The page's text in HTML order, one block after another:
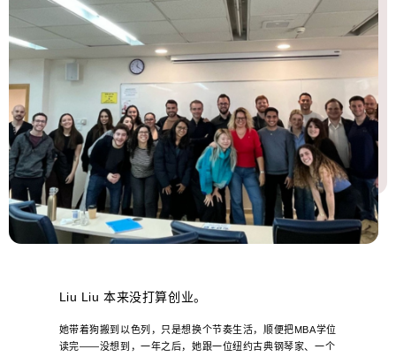
Liu Liu 本来没打算创业。
她带着狗搬到以色列，只是想换个节奏生活，顺便把MBA学位
读完——没想到，一年之后，她跟一位纽约古典钢琴家、一个